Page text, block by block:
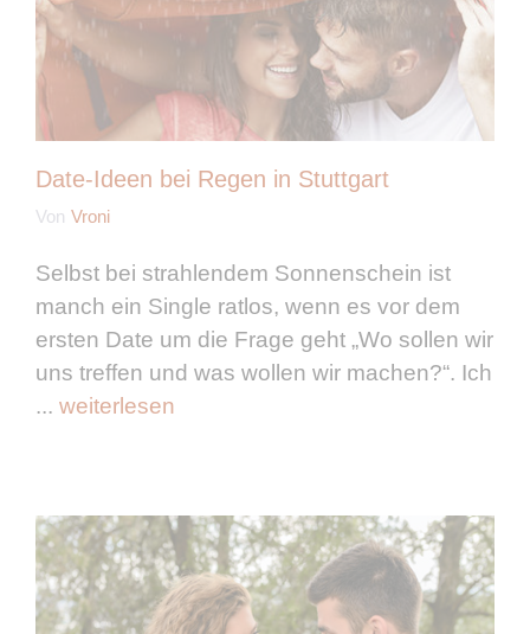
Date-Ideen bei Regen in Stuttgart
Von Vroni
Selbst bei strahlendem Sonnenschein ist
manch ein Single ratlos, wenn es vor dem
ersten Date um die Frage geht „Wo sollen wir
uns treffen und was wollen wir machen?“. Ich
... weiterlesen